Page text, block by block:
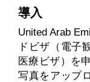
導入
United Arab
ドビザ（電子
医療ビザ）を
写真をアップ